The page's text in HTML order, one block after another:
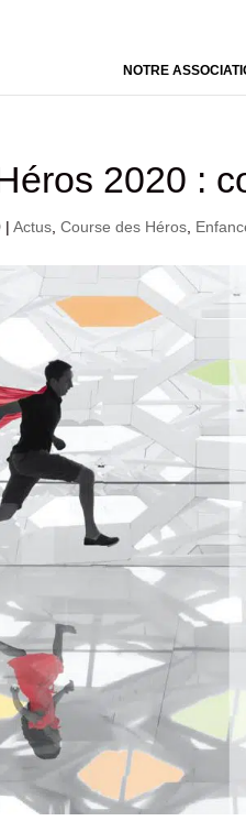
NOTRE
2020 :
|Actus ,Course des Héros